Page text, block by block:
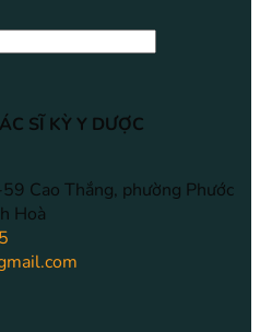
SĨ KỲ Y DƯỢC
Cao Thắng, phường Phước
Hoà